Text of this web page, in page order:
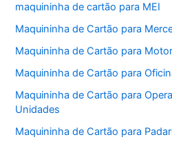
maquininha de cartão para MEI
Maquininha de Cartão para
Maquininha de Cartão para
Maquininha de Cartão para
Maquininha de Cartão para
Unidades
Maquininha de Cartão para